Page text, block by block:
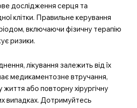
дослідження серця та
клітки. Правильне керування
включаючи фізичну терапію
ризики.
лікування залежить від їх
медикаментозне втручання,
або повторну хірургічну
випадках. Дотримуйтесь